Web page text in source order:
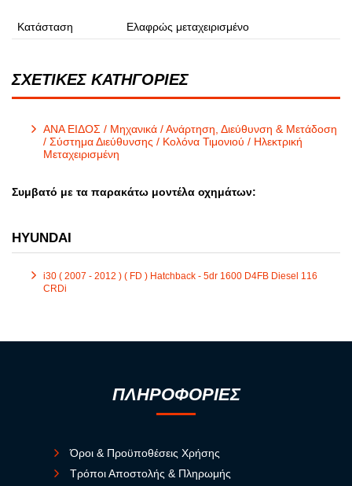
Κατάσταση Ελαφρώς μεταχειρισμένο
ΣΧΕΤΙΚΕΣ ΚΑΤΗΓΟΡΙΕΣ
ΑΝΑ ΕΙΔΟΣ / Μηχανικά / Ανάρτηση, Διεύθυνση & Μετάδοση
/ Σύστημα Διεύθυνσης / Κολόνα Τιμονιού / Ηλεκτρική
Μεταχειρισμένη
Συμβατό με τα παρακάτω μοντέλα οχημάτων:
HYUNDAI
i30 ( 2007 - 2012 ) ( FD ) Hatchback - 5dr 1600 D4FB Diesel 116
CRDi
ΠΛΗΡΟΦΟΡΙΕΣ
Όροι & Προϋποθέσεις Χρήσης
Τρόποι Αποστολής & Πληρωμής